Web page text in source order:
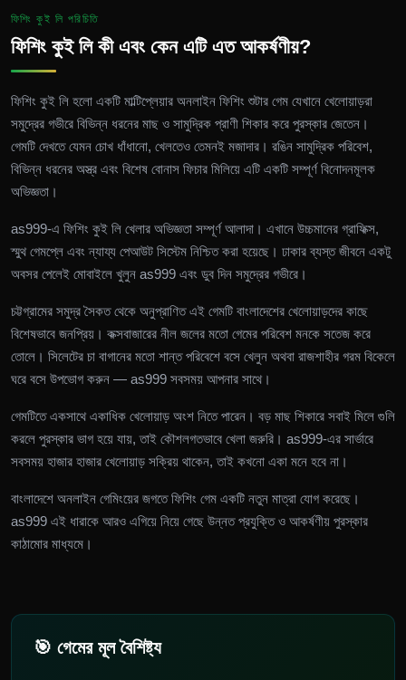
ফিশিং কুই লি পরিচিতি
ফিশিং কুই লি কী এবং কেন এটি এত আকর্ষণীয়?
ফিশিং কুই লি হলো একটি মাল্টিপ্লেয়ার অনলাইন ফিশিং শুটার গেম যেখানে খেলোয়াড়রা
সমুদ্রের গভীরে বিভিন্ন ধরনের মাছ ও সামুদ্রিক প্রাণী শিকার করে পুরস্কার জেতেন।
গেমটি দেখতে যেমন চোখ ধাঁধানো, খেলতেও তেমনই মজাদার। রঙিন সামুদ্রিক পরিবেশ,
বিভিন্ন ধরনের অস্ত্র এবং বিশেষ বোনাস ফিচার মিলিয়ে এটি একটি সম্পূর্ণ বিনোদনমূলক
অভিজ্ঞতা।
as999-এ ফিশিং কুই লি খেলার অভিজ্ঞতা সম্পূর্ণ আলাদা। এখানে উচ্চমানের গ্রাফিক্স,
স্মুথ গেমপ্লে এবং ন্যায্য পেআউট সিস্টেম নিশ্চিত করা হয়েছে। ঢাকার ব্যস্ত জীবনে একটু
অবসর পেলেই মোবাইলে খুলুন as999 এবং ডুব দিন সমুদ্রের গভীরে।
চট্টগ্রামের সমুদ্র সৈকত থেকে অনুপ্রাণিত এই গেমটি বাংলাদেশের খেলোয়াড়দের কাছে
বিশেষভাবে জনপ্রিয়। কক্সবাজারের নীল জলের মতো গেমের পরিবেশ মনকে সতেজ করে
তোলে। সিলেটের চা বাগানের মতো শান্ত পরিবেশে বসে খেলুন অথবা রাজশাহীর গরম বিকেলে
ঘরে বসে উপভোগ করুন — as999 সবসময় আপনার সাথে।
গেমটিতে একসাথে একাধিক খেলোয়াড় অংশ নিতে পারেন। বড় মাছ শিকারে সবাই মিলে গুলি
করলে পুরস্কার ভাগ হয়ে যায়, তাই কৌশলগতভাবে খেলা জরুরি। as999-এর সার্ভারে
সবসময় হাজার হাজার খেলোয়াড় সক্রিয় থাকেন, তাই কখনো একা মনে হবে না।
বাংলাদেশে অনলাইন গেমিংয়ের জগতে ফিশিং গেম একটি নতুন মাত্রা যোগ করেছে।
as999 এই ধারাকে আরও এগিয়ে নিয়ে গেছে উন্নত প্রযুক্তি ও আকর্ষণীয় পুরস্কার
কাঠামোর মাধ্যমে।
🎯 গেমের মূল বৈশিষ্ট্য